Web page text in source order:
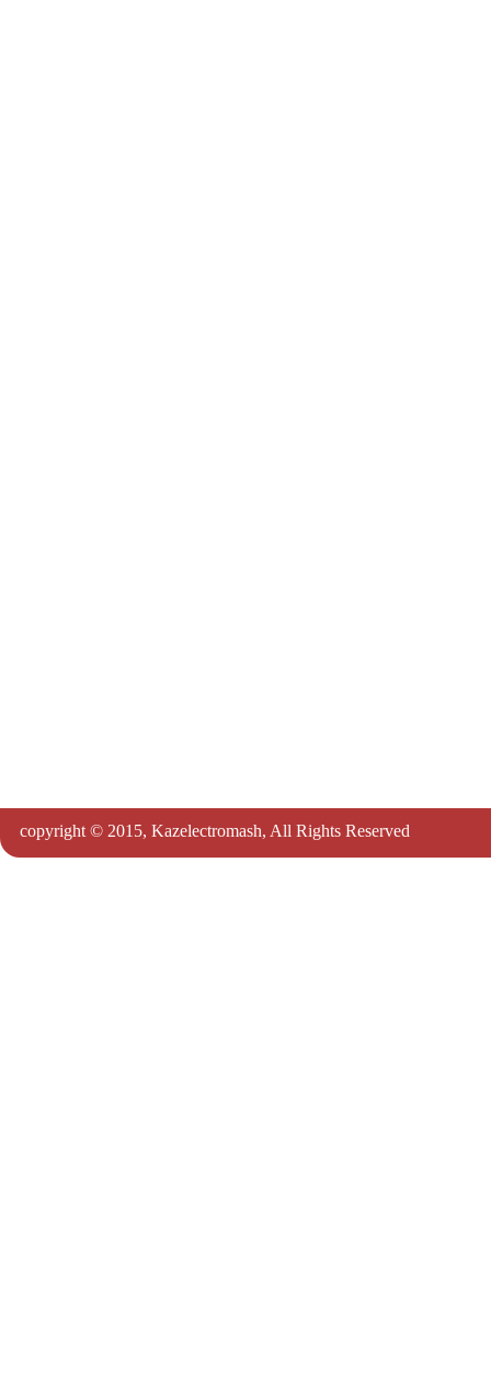
copyright © 2015, Kazelectromash, All Rights Reserved